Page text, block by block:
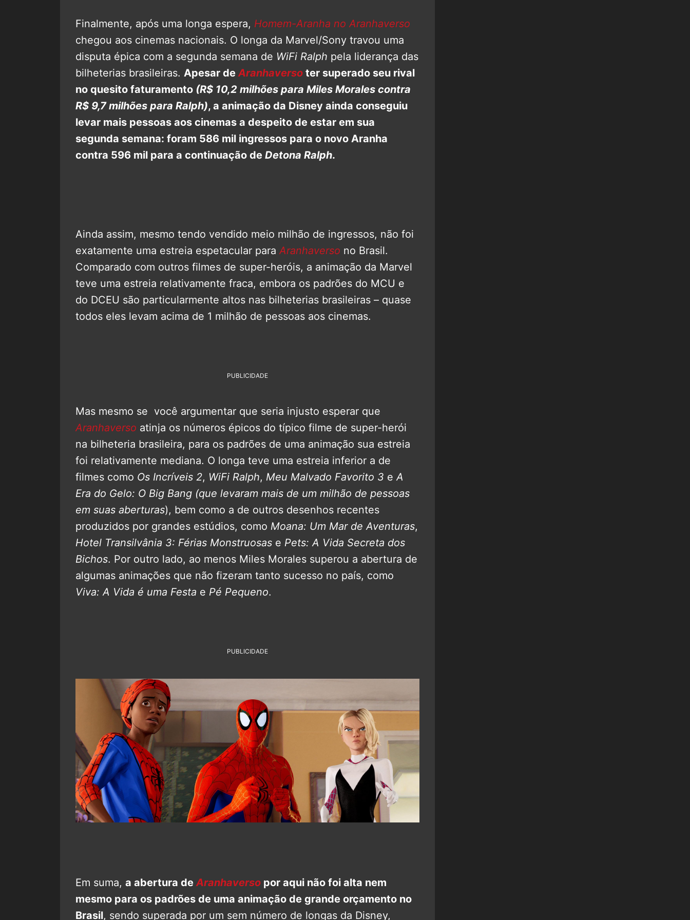
Finalmente, após uma longa espera, Homem-Aranha no Aranhaverso
chegou aos cinemas nacionais. O longa da Marvel/Sony travou uma
disputa épica com a segunda semana de WiFi Ralph pela liderança das
bilheterias brasileiras. Apesar deAranhaverso ter superado seu rival
no quesito faturamento (R$ 10,2 milhões para Miles Morales contra
R$ 9,7 milhões para Ralph), a animação da Disney ainda conseguiu
levar mais pessoas aos cinemas a despeito de estar em sua
segunda semana: foram 586 mil ingressos para o novo Aranha
contra 596 mil para a continuação de Detona Ralph.
Ainda assim, mesmo tendo vendido meio milhão de ingressos, não foi
exatamente uma estreia espetacular para Aranhaverso no Brasil.
Comparado com outros filmes de super-heróis, a animação da Marvel
teve uma estreia relativamente fraca, embora os padrões do MCU e
do DCEU são particularmente altos nas bilheterias brasileiras – quase
todos eles levam acima de 1 milhão de pessoas aos cinemas.
PUBLICIDADE
Mas mesmo se você argumentar que seria injusto esperar que
Aranhaverso atinja os números épicos do típico filme de super-herói
na bilheteria brasileira, para os padrões de uma animação sua estreia
foi relativamente mediana. O longa teve uma estreia inferior a de
filmes como Os Incríveis 2, WiFi Ralph, Meu Malvado Favorito 3 eA
Era do Gelo: O Big Bang (que levaram mais de um milhão de pessoas
em suas aberturas), bem como a de outros desenhos recentes
produzidos por grandes estúdios, como Moana: Um Mar de Aventuras,
Hotel Transilvânia 3: Férias Monstruosas e Pets: A Vida Secreta dos
Bichos. Por outro lado, ao menos Miles Morales superou a abertura de
algumas animações que não fizeram tanto sucesso no país, como
Viva: A Vida é uma Festa e Pé Pequeno.
PUBLICIDADE
Em suma, a abertura deAranhaverso por aqui não foi alta nem
mesmo para os padrões de uma animação de grande orçamento no
Brasil, sendo superada por um sem número de longas da Disney,